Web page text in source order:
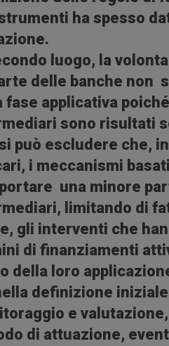
ha spesso
luogo, la
delle banche non
fase applicativa
sono risultati
può escludere che,
i meccanismi
una minore
limitando di
gli interventi che
di finanziamenti
della loro
definizione
e
di attuazione,